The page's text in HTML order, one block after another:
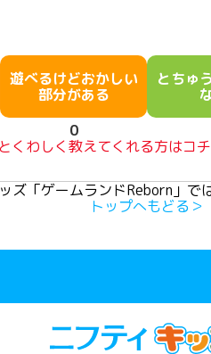
遊べるけどおかしい
部分がある
0
とちゅ
くわしく教えてくれる方はコ
ズ「ゲームランドReborn」で
トップへもどる＞